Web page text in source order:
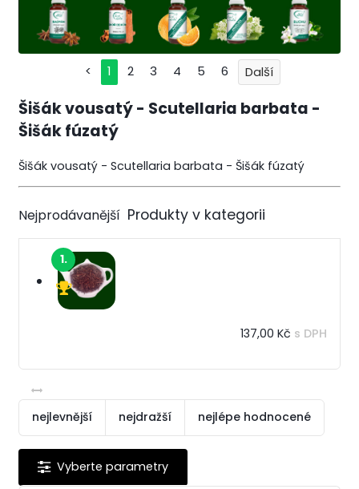
< 1 2 3 4 5 6
Šišák vousatý - Scutellaria barbata -
Šišák fúzatý
Šišák vousatý - Scutellaria barbata - Šišák fúzatý
Nejprodávanější
1.
137,00 Kč s DPH
nejlevnější nejdražší nejlépe hodnocené